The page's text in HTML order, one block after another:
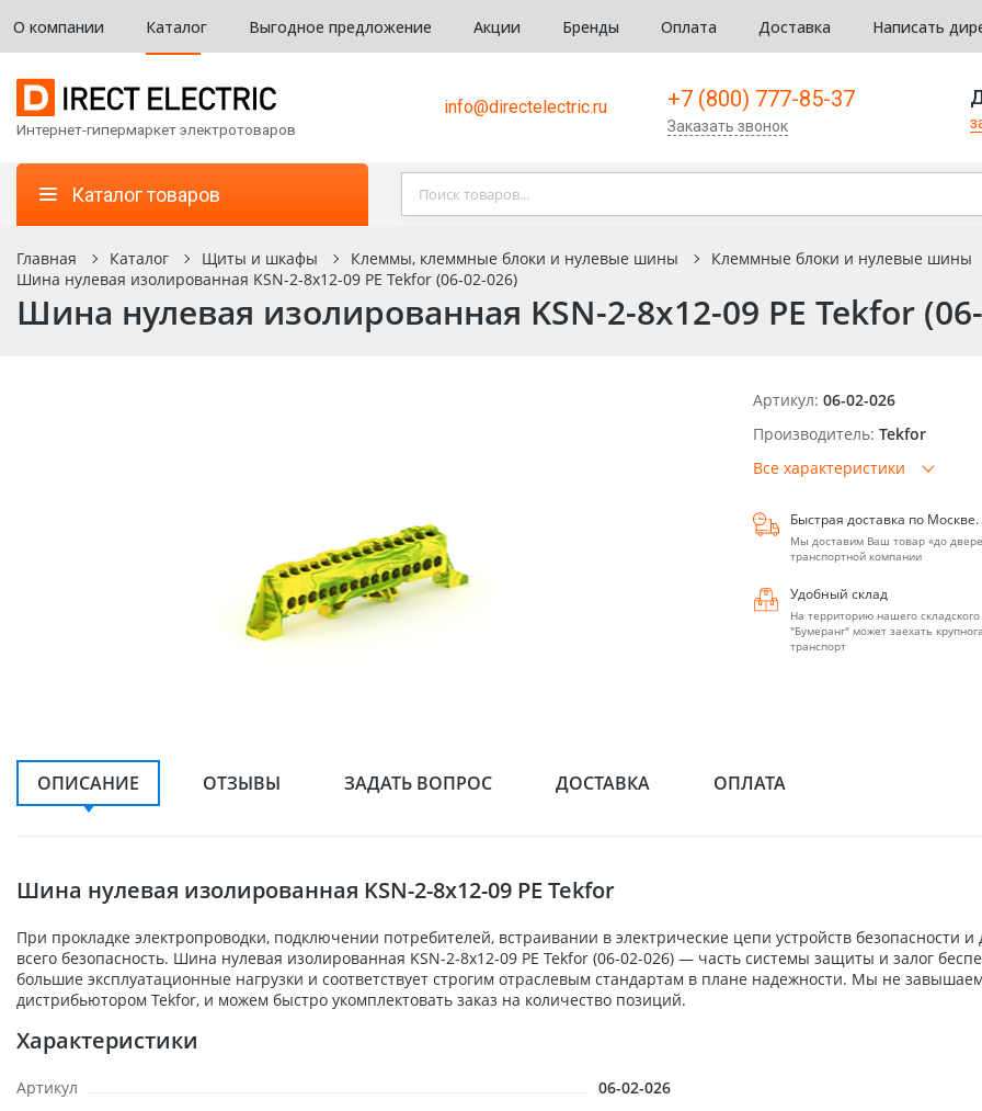
О компании Каталог Выгодное предложение Акции Бренды Оплата Доставка Написать
Интернет-гипермаркет электротоваров
info@directelectric.ru +7 (800) 777-85-37
Заказать звонок
Каталог товаров
Главная Каталог Щиты и шкафы Клеммы, клеммные блоки и нулевые шины
Клеммные блоки и нулевые шины
Шина нулевая изолированная KSN-2-8х12-09 PE Tekfor (06-02-026)
Шина нулевая изолированная KSN-2-8х12-09 PE Tekfor
Артикул: 06-02-026
Производитель: Tekfor
Все характеристики
Быстрая доставка по Москве.
Мы доставим Ваш товар «до
транспортной компании
Удобный склад
На территорию нашего
"Бумеранг" может заехать
транспорт
ОПИСАНИЕ ОТЗЫВЫ ЗАДАТЬ ВОПРОС ДОСТАВКА ОПЛАТА
Шина нулевая изолированная KSN-2-8х12-09 PE Tekfor
При прокладке электропроводки, подключении потребителей, встраивании в электрические цепи устройств
всего безопасность. Шина нулевая изолированная KSN-2-8х12-09 PE Tekfor (06-02-026) — часть системы защиты и залог
большие эксплуатационные нагрузки и соответствует строгим отраслевым стандартам в плане надежности. Мы не
дистрибьютором Tekfor, и можем быстро укомплектовать заказ на количество позиций.
Характеристики
Артикул
06-02-026